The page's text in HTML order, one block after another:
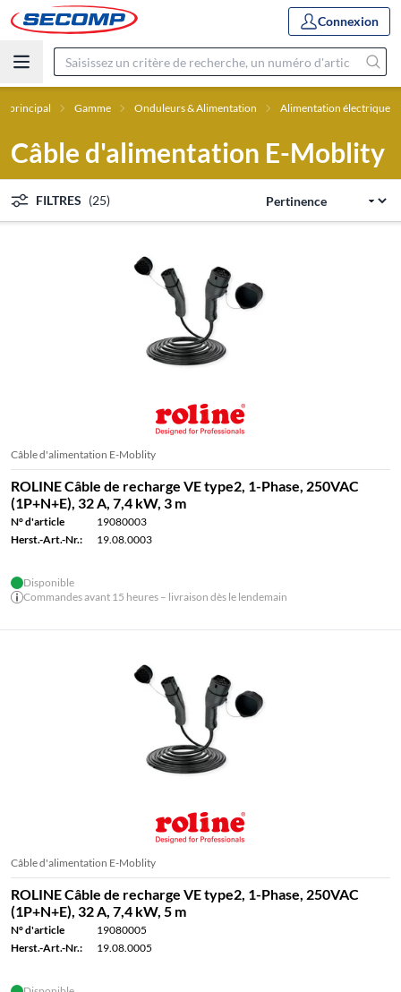
Connexion
principal Gamme Onduleurs & Alimentation Alimentation électrique
Câble d'alimentation E-Moblity
FILTRES (25)
Câble d'alimentation E-Moblity
ROLINE Câble de recharge VE type2, 1-Phase, 250VAC
(1P+N+E), 32 A, 7,4 kW, 3 m
N° d'article
19080003
Herst.-Art.-Nr.:
19.08.0003
Disponible
Commandes avant 15 heures – livraison dès le lendemain
Câble d'alimentation E-Moblity
ROLINE Câble de recharge VE type2, 1-Phase, 250VAC
(1P+N+E), 32 A, 7,4 kW, 5 m
N° d'article
19080005
Herst.-Art.-Nr.:
19.08.0005